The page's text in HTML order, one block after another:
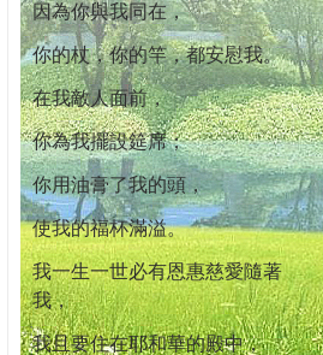
因為你與我同在，
你的杖，你的竿，都安慰我。
在我敵人面前，
你為我擺設筵席；
你用油膏了我的頭，
使我的福杯滿溢。
我一生一世必有恩惠慈愛隨著
我，
我且要住在耶和華的殿中，